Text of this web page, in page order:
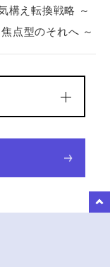
構え転換戦略 ～
点型のそれへ ～